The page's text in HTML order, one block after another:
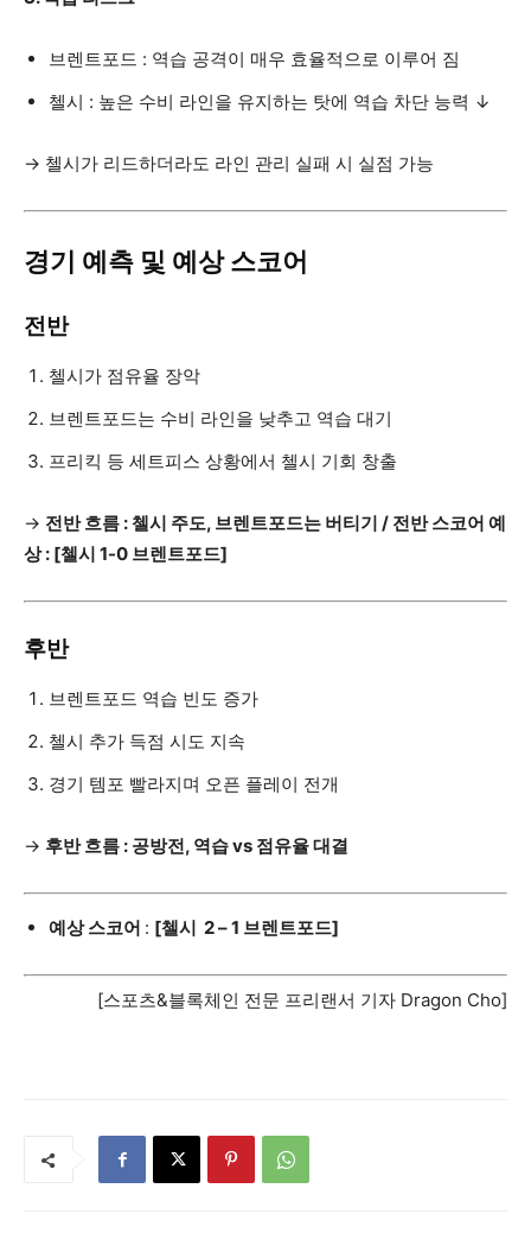
브렌트포드 : 역습 공격이 매우 효율적으로 이루어 짐
첼시 : 높은 수비 라인을 유지하는 탓에 역습 차단 능력 ↓
→ 첼시가 리드하더라도 라인 관리 실패 시 실점 가능
경기 예측 및 예상 스코어
전반
첼시가 점유율 장악
브렌트포드는 수비 라인을 낮추고 역습 대기
프리킥 등 세트피스 상황에서 첼시 기회 창출
→ 전반 흐름 : 첼시 주도, 브렌트포드는 버티기 / 전반 스코어 예
상 : [첼시 1-0 브렌트포드]
후반
브렌트포드 역습 빈도 증가
첼시 추가 득점 시도 지속
경기 템포 빨라지며 오픈 플레이 전개
→ 후반 흐름 : 공방전, 역습 vs 점유율 대결
예상 스코어 : [첼시 2 – 1 브렌트포드]
[스포츠&블록체인 전문 프리랜서 기자 Dragon Cho]